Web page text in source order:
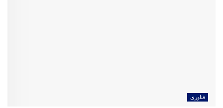
فناوری